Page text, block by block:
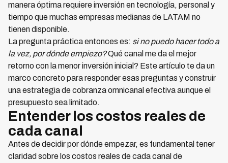
manera óptima requiere inversión en tecnología, personal y
tiempo que muchas empresas medianas de LATAM no
tienen disponible.
La pregunta práctica entonces es: si no puedo hacer todo a
la vez, por dónde empiezo?Qué canal me da el mejor
retorno con la menor inversión inicial? Este artículo te da un
marco concreto para responder esas preguntas y construir
una estrategia de cobranza omnicanal efectiva aunque el
presupuesto sea limitado.
Entender los costos reales de
cada canal
Antes de decidir por dónde empezar, es fundamental tener
claridad sobre los costos reales de cada canal de